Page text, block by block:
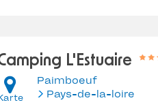
L'Estuaire
Paimboeuf
Pays-de-la-loire